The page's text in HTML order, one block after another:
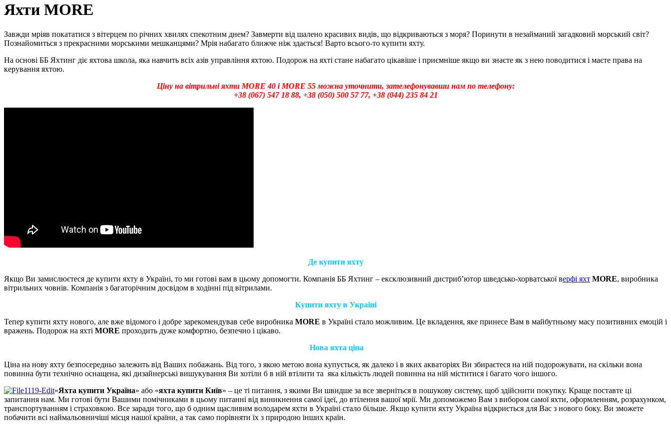
Яхти MORE
Завжди мріяв покататися з вітерцем по річних хвилях спекотним днем? Завмерти від шалено красивих видів, що відкриваються з моря? Поринути в незайманий загадковий морський світ?
Познайомиться з прекрасними морськими мешканцями? Мрія набагато ближче ніж здається! Варто всього-то купити яхту.
На основі ББ Яхтинг діє яхтова школа, яка навчить всіх азів управління яхтою. Подорож на яхті стане набагато цікавіше і приємніше якщо ви знаєте як з нею поводитися і маєте права на
керування яхтою.
Ціну на вітрильні яхти MORE 40 і MORE 55 можна уточнити, зателефонувавши нам по телефону:
+38 (067) 547 18 88, +38 (050) 500 57 77, +38 (044) 235 84 21
Де купити яхту
Якщо Ви замислюєтеся де купити яхту в Україні, то ми готові вам в цьому допомогти. Компанія ББ Яхтинг – ексклюзивний дистриб’ютор шведсько-хорватської верфі яхт MORE, виробника
вітрильних човнів. Компанія з багаторічним досвідом в ходінні під вітрилами.
Купити яхту в Україні
Тепер купити яхту нового, але вже відомого і добре зарекомендував себе виробника MORE в Україні стало можливим. Це вкладення, яке принесе Вам в майбутньому масу позитивних емоцій і
вражень. Подорож на яхті MORE проходить дуже комфортно, безпечно і цікаво.
Нова яхта ціна
Ціна на нову яхту безпосередньо залежить від Ваших побажань. Від того, з якою метою вона купується, як далеко і в яких акваторіях Ви збираєтеся на ній подорожувати, на скільки вона
повинна бути технічно оснащена, які дизайнерські вишукування Ви хотіли б в ній втілити та яка кількість людей повинна на ній міститися і багато чого іншого.
«Яхта купити Україна» або «яхта купити Київ» – це ті питання, з якими Ви швидше за все зверніться в пошукову систему, щоб здійснити покупку. Краще поставте ці
запитання нам. Ми готові бути Вашими помічниками в цьому питанні від виникнення самої ідеї, до втілення вашої мрії. Ми допоможемо Вам з вибором самої яхти, оформленням, розрахунком,
транспортуванням і страховкою. Все заради того, що б одним щасливим володарем яхти в Україні стало більше. Якщо купити яхту Україна відкриється для Вас з нового боку. Ви зможете
побачити всі наймальовничіші місця нашої країни, а так само порівняти їх з природою інших країн.